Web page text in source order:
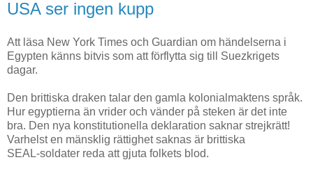
USA ser ingen kupp
Att läsa New York Times och Guardian om händelserna i
Egypten känns bitvis som att förflytta sig till Suezkrigets
dagar.
Den brittiska draken talar den gamla kolonialmaktens språk.
Hur egyptierna än vrider och vänder på steken är det inte
bra. Den nya konstitutionella deklaration saknar strejkrätt!
Varhelst en mänsklig rättighet saknas är brittiska
SEAL-soldater reda att gjuta folkets blod.